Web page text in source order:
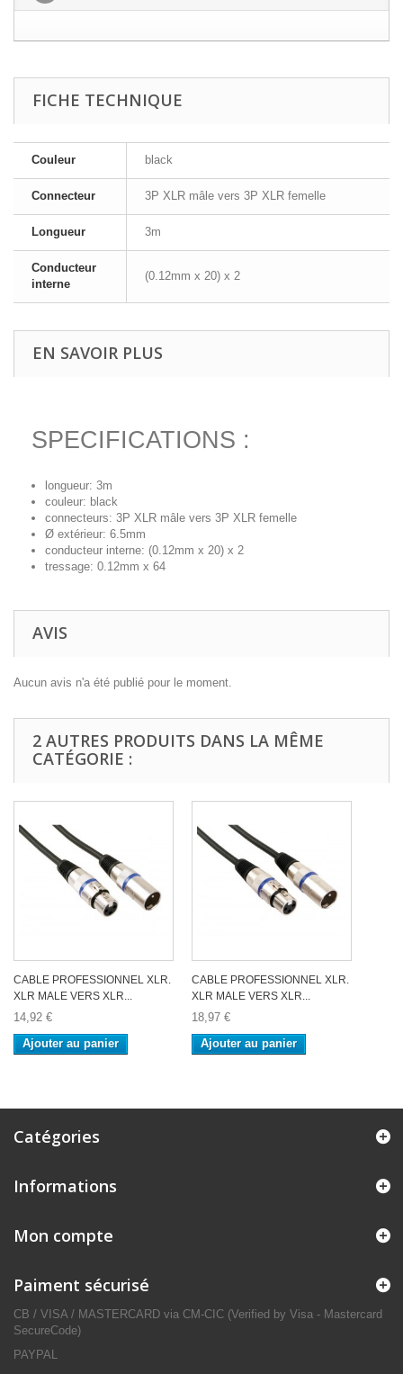
FICHE TECHNIQUE
Couleur black
Connecteur 3P XLR mâle vers 3P XLR femelle
Longueur 3m
Conducteur
interne
(0.12mm x 20) x 2
EN SAVOIR PLUS
SPECIFICATIONS :
longueur: 3m
couleur: black
connecteurs: 3P XLR mâle vers 3P XLR femelle
Ø extérieur: 6.5mm
conducteur interne: (0.12mm x 20) x 2
tressage: 0.12mm x 64
AVIS
Aucun avis n'a été publié pour le moment.
2 AUTRES PRODUITS DANS LA MÊME
CATÉGORIE :
CABLE PROFESSIONNEL XLR.
XLR MALE VERS XLR...
14,92 €
Ajouter au panier
CABLE PROFESSIONNEL XLR.
XLR MALE VERS XLR...
18,97 €
Ajouter au panier
Catégories
Informations
Mon compte
Paiment sécurisé
CB / VISA / MASTERCARD via CM-CIC (Verified by Visa - Mastercard
SecureCode)
PAYPAL